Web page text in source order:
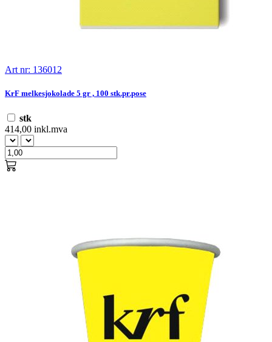
Art nr: 136012
KrF melkesjokolade 5 gr , 100 stk.pr.pose
stk
414,00 inkl.mva